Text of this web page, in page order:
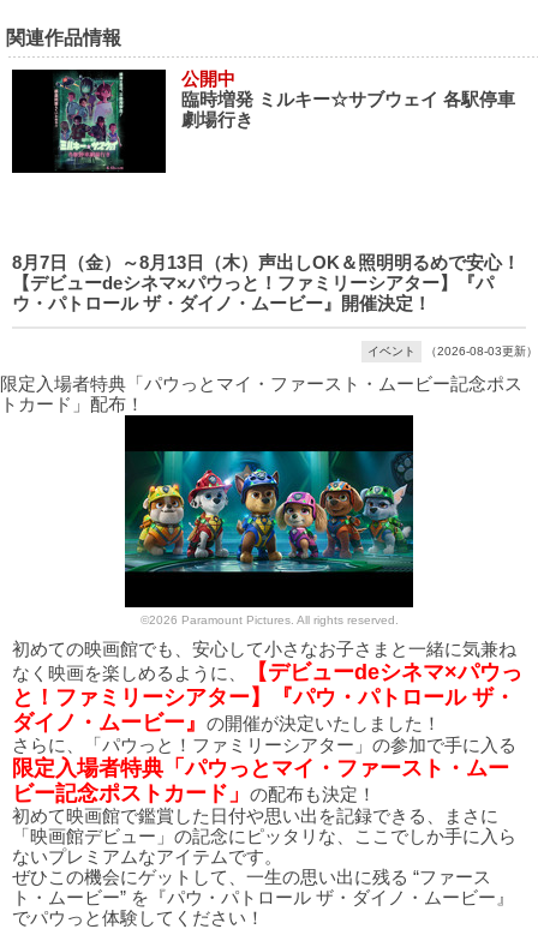
関連作品情報
公開中
臨時増発 ミルキー☆サブウェイ 各駅停車
劇場行き
8月7日（金）～8月13日（木）声出しOK＆照明明るめで安心！
【デビューdeシネマ×パウっと！ファミリーシアター】『パ
ウ・パトロール ザ・ダイノ・ムービー』開催決定！
イベント （2026-08-03更新）
限定入場者特典「パウっとマイ・ファースト・ムービー記念ポス
トカード」配布！
©2026 Paramount Pictures. All rights reserved.
初めての映画館でも、安心して小さなお子さまと一緒に気兼ね
なく映画を楽しめるように、
【デビューdeシネマ×パウっ
と！ファミリーシアター】『パウ・パトロール ザ・
ダイノ・ムービー』
の開催が決定いたしました！
さらに、「パウっと！ファミリーシアター」の参加で手に入る
限定入場者特典「パウっとマイ・ファースト・ムー
ビー記念ポストカード」
の配布も決定！
初めて映画館で鑑賞した日付や思い出を記録できる、まさに
「映画館デビュー」の記念にピッタリな、ここでしか手に入ら
ないプレミアムなアイテムです。
ぜひこの機会にゲットして、一生の思い出に残る “ファース
ト・ムービー” を『パウ・パトロール ザ・ダイノ・ムービー』
でパウっと体験してください！